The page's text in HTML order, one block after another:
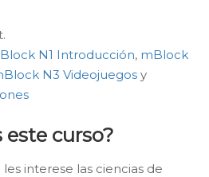
N1 Introducción, mBlock
N3 Videojuegos y
este curso?
interese las ciencias de